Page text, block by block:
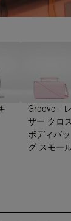
Groove - レ
ザー クロス
ボディバッ
グ スモー